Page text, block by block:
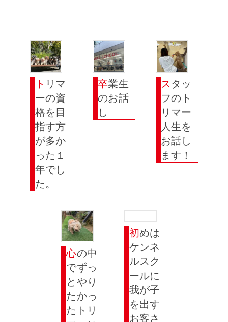
トリマ
ーの資
格を目
指す方
が多か
った１
年でし
た。
卒業生
のお話
し
スタッ
フのト
リマー
人生を
お話し
ます！
心の中
でずっ
とやり
たかっ
たトリ
初めは
ケンネ
ルスク
ールに
我が子
を出す
お客さ